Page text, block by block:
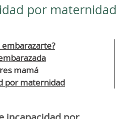
por maternidad
embarazarte?
mamá
por maternidad